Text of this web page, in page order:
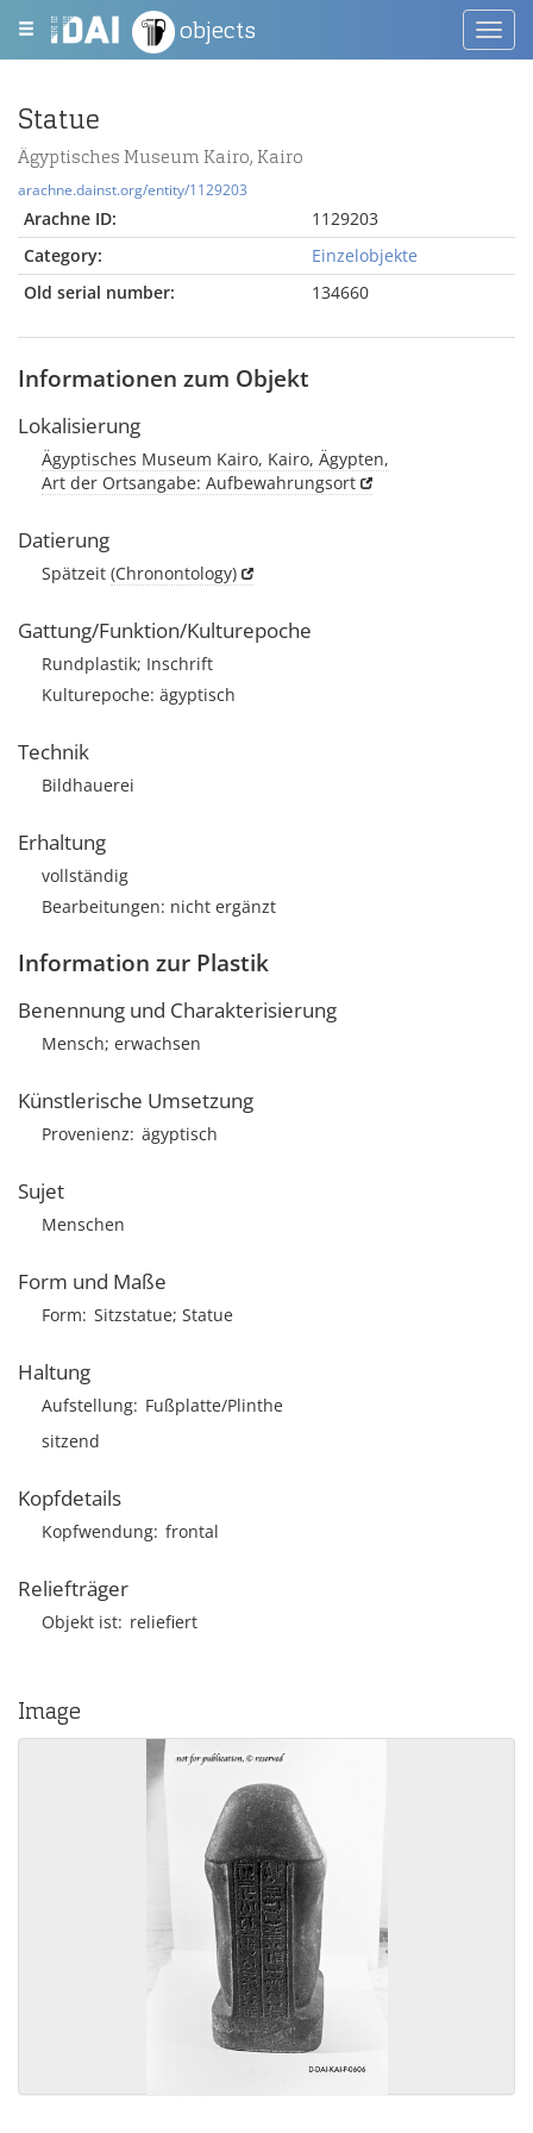
objects
Statue
Ägyptisches Museum Kairo, Kairo
arachne.dainst.org/entity/1129203
Arachne ID:
1129203
Category:
Einzelobjekte
Old serial number:
134660
Informationen zum Objekt
Lokalisierung
Ägyptisches Museum Kairo, Kairo, Ägypten,
Art der Ortsangabe: Aufbewahrungsort
Datierung
Spätzeit (Chronontology)
Gattung/Funktion/Kulturepoche
Rundplastik; Inschrift
Kulturepoche: ägyptisch
Technik
Bildhauerei
Erhaltung
vollständig
Bearbeitungen: nicht ergänzt
Information zur Plastik
Benennung und Charakterisierung
Mensch; erwachsen
Künstlerische Umsetzung
Provenienz ägyptisch
Sujet
Menschen
Form und Maße
Form Sitzstatue; Statue
Haltung
Aufstellung Fußplatte/Plinthe
sitzend
Kopfdetails
Kopfwendung frontal
Reliefträger
Objekt ist reliefiert
Image